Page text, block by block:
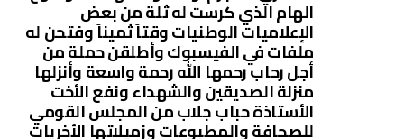
الهام الذي كرست له ثلة من بعض
الإعلاميات الوطنيات وقتاً ثميناً وفتحن له
ملفات في الفيسبوك وأطلقن حملة من
أجل رحاب رحمها الله رحمة واسعة وأنزلها
منزلة الصديقين والشهداء ونفع الأخت
الأستاذة حباب جلاب من المجلس القومي
للصحافة والمطبوعات وزميلاتها الأخريات